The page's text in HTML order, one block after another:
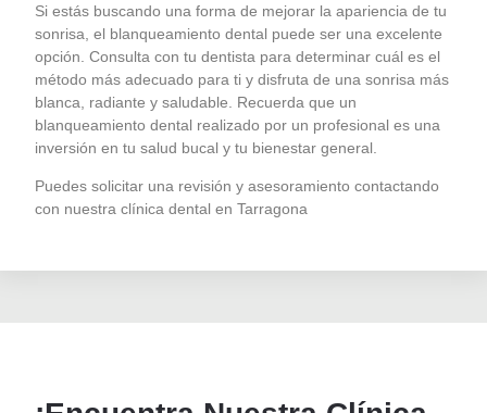
Si estás buscando una forma de mejorar la apariencia de tu
sonrisa, el blanqueamiento dental puede ser una excelente
opción. Consulta con tu dentista para determinar cuál es el
método más adecuado para ti y disfruta de una sonrisa más
blanca, radiante y saludable. Recuerda que un
blanqueamiento dental realizado por un profesional es una
inversión en tu salud bucal y tu bienestar general.
Puedes solicitar una revisión y asesoramiento contactando
con nuestra clínica dental en Tarragona